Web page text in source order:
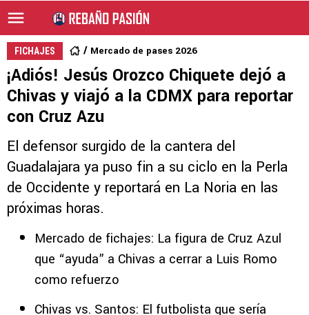
FICHAJES Mercado de pases 2026
¡Adiós! Jesús Orozco Chiquete dejó a
Chivas y viajó a la CDMX para reportar
con Cruz Azu
El defensor surgido de la cantera del
Guadalajara ya puso fin a su ciclo en la Perla
de Occidente y reportará en La Noria en las
próximas horas.
Mercado de fichajes: La figura de Cruz Azul
que “ayuda” a Chivas a cerrar a Luis Romo
como refuerzo
Chivas vs. Santos: El futbolista que sería